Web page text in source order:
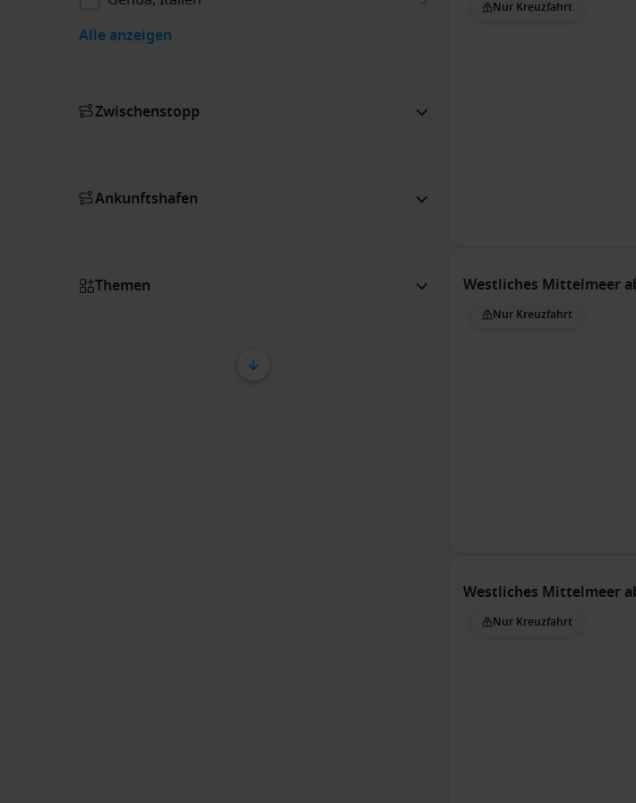
Alle anzeigen
Zwischenstopp
Ankunftshafen
Themen
Nur Kreuzfahrt
Westliches Mittelmeer
Nur Kreuzfahrt
Westliches Mittelmeer
Nur Kreuzfahrt